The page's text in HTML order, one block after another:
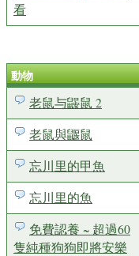
看
動物
老鼠与鼹鼠 2
老鼠與鼴鼠
忘川里的甲魚
忘川里的魚
免費認養 ~ 超過60
隻純種狗狗即將安樂